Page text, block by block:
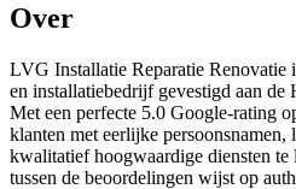
Over
LVG Installatie Reparatie Renovatie
en installatiebedrijf gevestigd aan
Met een perfecte 5.0 Google-rating
klanten met eerlijke
kwalitatief hoogwaardige diensten
tussen de beoordelingen wijst op